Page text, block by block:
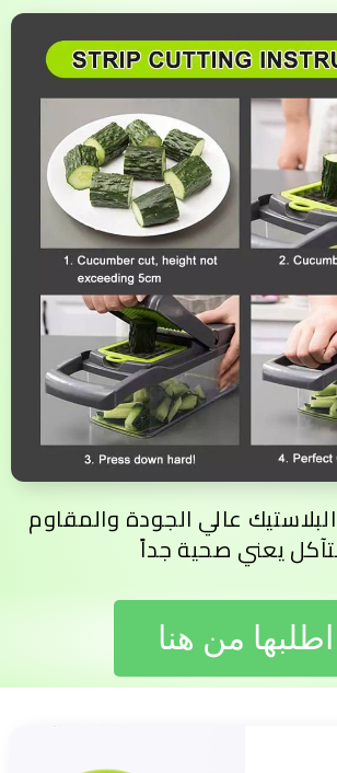
عالي الجودة والمقاوم
يعني صحية جداً
اطلبها من هنا